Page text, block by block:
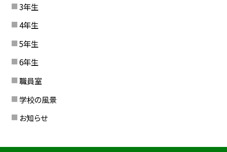
3年生
4年生
5年生
6年生
職員室
学校の風景
お知らせ